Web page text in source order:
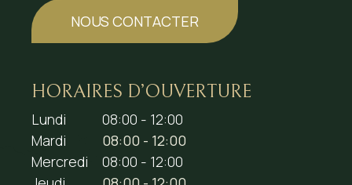
NOUS CONTACTER
HORAIRES D’OUVERTURE
Lundi
08:00 - 12:00
Mardi
08:00 - 12:00
Mercredi
08:00 - 12:00